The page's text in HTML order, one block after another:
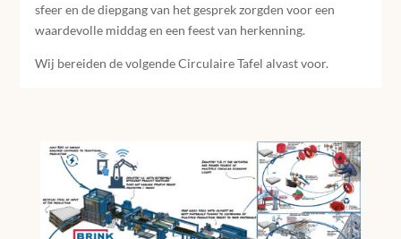
sfeer en de diepgang van het gesprek zorgden voor een
waardevolle middag en een feest van herkenning.
Wij bereiden de volgende Circulaire Tafel alvast voor.